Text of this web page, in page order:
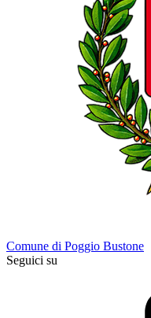
Comune di Poggio Bustone
Seguici su